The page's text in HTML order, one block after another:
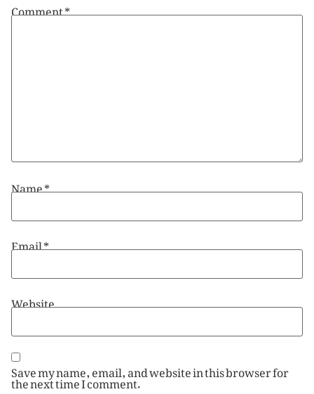
Comment*
Name*
Email*
Website
Save my name, email, and website in this browser for
the next time I comment.